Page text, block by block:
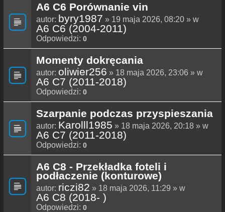
A6 C6 Porównanie vin
autor: byry1987 » 19 maja 2026, 08:20 » w
A6 C6 (2004-2011)
Odpowiedzi: 0
Momenty dokręcania
autor: oliwier256 » 18 maja 2026, 23:06 » w
A6 C7 (2011-2018)
Odpowiedzi: 0
Szarpanie podczas przyspieszania
autor: Karolll1985 » 18 maja 2026, 20:18 » w
A6 C7 (2011-2018)
Odpowiedzi: 0
A6 C8 - Przekładka foteli i
podłaczenie (konturowe)
autor: riczi82 » 18 maja 2026, 11:29 » w
A6 C8 (2018- )
Odpowiedzi: 0